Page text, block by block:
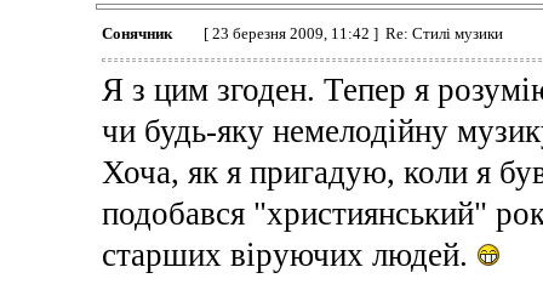
Сонячник [ 23 березня 2009, 11:42 ] Re: Стилі музики
Я з цим згоден. Тепер я
чи будь-яку немелодійну
Хоча, як я пригадую, коли я
подобався "християнський"
старших віруючих людей.